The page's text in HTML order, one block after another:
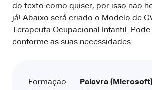
do texto como quiser, por isso não
já! Abaixo será criado o Modelo de
Terapeuta Ocupacional Infantil.
conforme as suas necessidades.
Formação:
Palavra